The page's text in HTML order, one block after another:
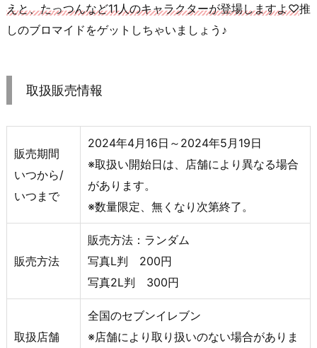
えと、たっつんなど11人のキャラクターが登場しますよ♡推
しのブロマイドをゲットしちゃいましょう♪
取扱販売情報
販売期間
いつから/
いつまで
2024年4月16日～2024年5月19日
※取扱い開始日は、店舗により異なる場合
があります。
※数量限定、無くなり次第終了。
販売方法
販売方法：ランダム
写真L判 200円
写真2L判 300円
取扱店舗
全国のセブンイレブン
※店舗により取り扱いのない場合がありま